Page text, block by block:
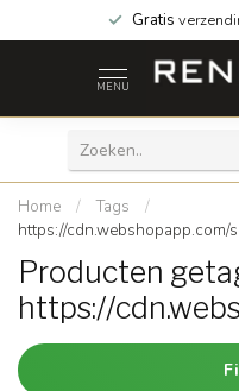
Gratis
MENU
Home / Tags
/
https://
Producten
https://